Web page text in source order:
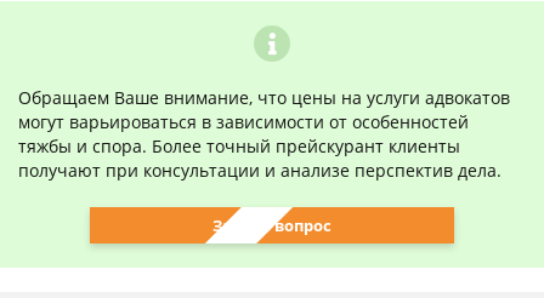
Обращаем Ваше внимание, что цены на услуги адвокатов
могут варьироваться в зависимости от особенностей
тяжбы и спора. Более точный прейскурант клиенты
получают при консультации и анализе перспектив дела.
Задать вопрос